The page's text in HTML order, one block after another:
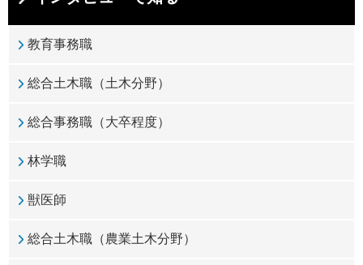
教育事務職
総合土木職（土木分野）
総合事務職（大卒程度）
林学職
獣医師
総合土木職（農業土木分野）